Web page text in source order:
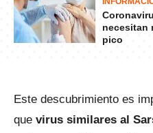
necesitan
pico
Este descubrimiento es
que virus similares al